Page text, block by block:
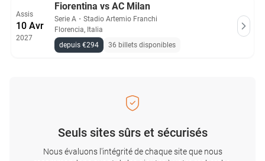
Assis
10 Avr
2027
Fiorentina vs AC Milan
Serie A ・ Stadio Artemio Franchi
Florencia, Italia
depuis €294
36 billets disponibles
Seuls sites sûrs et sécurisés
Nous évaluons l'intégrité de chaque site que nous